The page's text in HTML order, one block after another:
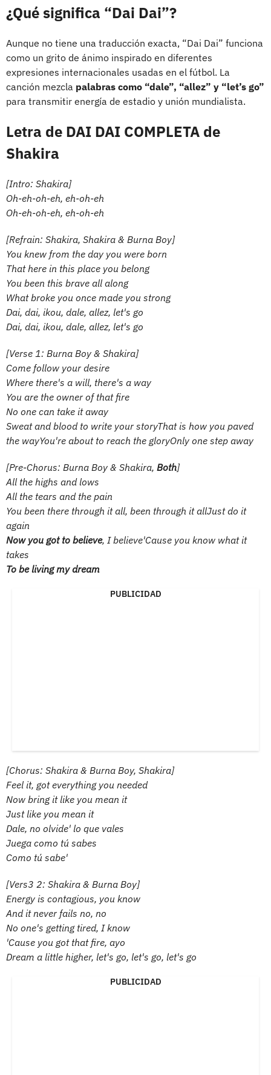
¿Qué significa “Dai Dai”?
Aunque no tiene una traducción exacta, “Dai Dai” funciona
como un grito de ánimo inspirado en diferentes
expresiones internacionales usadas en el fútbol. La
canción mezcla palabras como “dale”, “allez” y “let’s go”
para transmitir energía de estadio y unión mundialista.
Letra de DAI DAI COMPLETA de
Shakira
[Intro: Shakira]
Oh-eh-oh-eh, eh-oh-eh
Oh-eh-oh-eh, eh-oh-eh
[Refrain: Shakira, Shakira & Burna Boy]
You knew from the day you were born
That here in this place you belong
You been this brave all along
What broke you once made you strong
Dai, dai, ikou, dale, allez, let's go
Dai, dai, ikou, dale, allez, let's go
[Verse 1: Burna Boy & Shakira]
Come follow your desire
Where there's a will, there's a way
You are the owner of that fire
No one can take it away
Sweat and blood to writе your storyThat is how you paved
the wayYou're about to rеach the gloryOnly one step away
[Pre-Chorus: Burna Boy & Shakira, Both]
All the highs and lows
All the tears and the pain
You been there through it all, been through it allJust do it
again
Now you got to believe, I believe'Cause you know what it
takes
To be living my dream
PUBLICIDAD
[Chorus: Shakira & Burna Boy, Shakira]
Feel it, got everything you needed
Now bring it like you mean it
Just like you mean it
Dale, no olvide' lo que vales
Juega como tú sabes
Como tú sabe'
[Vers3 2: Shakira & Burna Boy]
Energy is contagious, you know
And it never fails no, no
No one's getting tired, I know
'Cause you got that fire, ayo
Dream a little higher, let's go, let's go, let's go
PUBLICIDAD